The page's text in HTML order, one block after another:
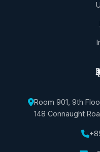
Room 901, 9th
148 Connaught